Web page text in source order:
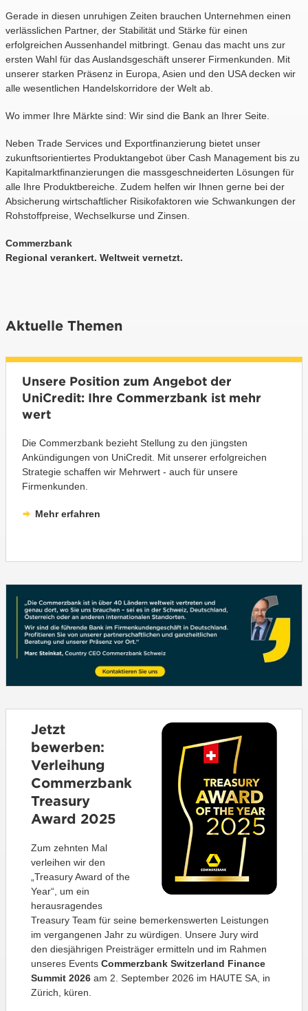
Gerade in diesen unruhigen Zeiten brauchen Unternehmen einen
verlässlichen Partner, der Stabilität und Stärke für einen
erfolgreichen Aussenhandel mitbringt. Genau das macht uns zur
ersten Wahl für das Auslandsgeschäft unserer Firmenkunden. Mit
unserer starken Präsenz in Europa, Asien und den USA decken wir
alle wesentlichen Handelskorridore der Welt ab.
Wo immer Ihre Märkte sind: Wir sind die Bank an Ihrer Seite.
Neben Trade Services und Exportfinanzierung bietet unser
zukunftsorientiertes Produktangebot über Cash Management bis zu
Kapitalmarktfinanzierungen die massgeschneiderten Lösungen für
alle Ihre Produktbereiche. Zudem helfen wir Ihnen gerne bei der
Absicherung wirtschaftlicher Risikofaktoren wie Schwankungen der
Rohstoffpreise, Wechselkurse und Zinsen.
Commerzbank
Regional verankert. Weltweit vernetzt.
Aktuelle Themen
Unsere Position zum Angebot der
UniCredit: Ihre Commerzbank ist mehr
wert
Die Commerzbank bezieht Stellung zu den jüngsten
Ankündigungen von UniCredit. Mit unserer erfolgreichen
Strategie schaffen wir Mehrwert - auch für unsere
Firmenkunden.
Mehr erfahren
Jetzt
bewerben:
Verleihung
Commerzbank
Treasury
Award 2025
Zum zehnten Mal
verleihen wir den
„Treasury Award of the
Year“, um ein
herausragendes
Treasury Team für seine bemerkenswerten Leistungen
im vergangenen Jahr zu würdigen. Unsere Jury wird
den diesjährigen Preisträger ermitteln und im Rahmen
unseres Events Commerzbank Switzerland Finance
Summit 2026am 2. September 2026 im HAUTE SA, in
Zürich, küren.